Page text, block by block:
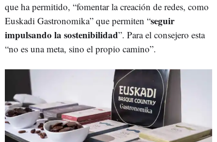
que ha permitido, “fomentar la creación de redes, como
Euskadi Gastronomika” que permiten “seguir
impulsando la sostenibilidad”. Para el consejero esta
“no es una meta, sino el propio camino”.